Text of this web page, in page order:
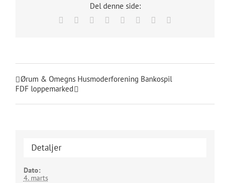
Del denne side:
Facebook Reddit LinkedIn
TumblrPinterest
Ørum & Omegns Husmoderforening Bankospil
FDF loppemarked
Detaljer
Dato:
4. marts